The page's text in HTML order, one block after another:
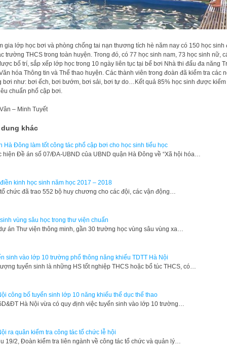
gia lớp học bơi và phòng chống tai nạn thương tích hè năm nay có 150 học sinh
trường THCS trong toàn huyện. Trong đó, có 77 học sinh nam, 73 học sinh nữ,
bố trí, sắp xếp lớp học trong 10 ngày liên tục tại bể bơi Nhà thi đấu đa năng
hóa Thông tin và Thể thao huyện. Các thành viên trong đoàn đã kiểm tra các
bơi như: bơi ếch, bơi bướm, bơi sải, bơi tự do…Kết quả 85% học sinh được kiểm
chuẩn phổ cập bơi.
– Minh Tuyết
khác
Hà Đông làm tốt công tác phổ cập bơi cho học sinh tiểu học
hiện Đề án số 07/ĐA-UBND của UBND quận Hà Đông về “Xã hội hóa…
kinh học sinh năm học 2017 – 2018
chức đã trao 552 bộ huy chương cho các đội, các vận động…
vùng sâu học trong thư viện chuẩn
án Thư viện thông minh, gần 30 trường học vùng sâu vùng xa…
sinh vào lớp 10 trường phổ thông năng khiếu TDTT Hà Nội
tuyển sinh là những HS tốt nghiệp THCS hoặc bổ túc THCS, có…
công bố tuyển sinh lớp 10 năng khiếu thể dục thể thao
Hà Nội vừa có quy định việc tuyển sinh vào lớp 10 trường…
ra quân kiểm tra công tác tổ chức lễ hội
19/2, Đoàn kiểm tra liên ngành về công tác tổ chức và quản lý…